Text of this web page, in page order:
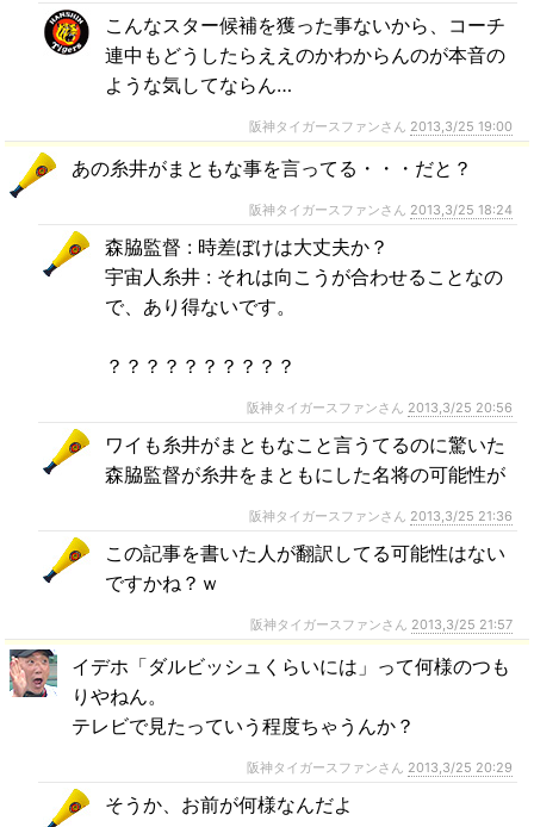
こんなスター候補を獲った事ないから、コーチ
連中もどうしたらええのかわからんのが本音の
ような気してならん…
阪神タイガースファンさん 2013,3/25 19:00
あの糸井がまともな事を言ってる・・・だと？
阪神タイガースファンさん 2013,3/25 18:24
森脇監督 : 時差ぼけは大丈夫か？
宇宙人糸井 : それは向こうが合わせることなの
で、あり得ないです。
？？？？？？？？？？
阪神タイガースファンさん 2013,3/25 20:56
ワイも糸井がまともなこと言うてるのに驚いた
森脇監督が糸井をまともにした名将の可能性が
阪神タイガースファンさん 2013,3/25 21:36
この記事を書いた人が翻訳してる可能性はない
ですかね？ｗ
阪神タイガースファンさん 2013,3/25 21:57
イデホ「ダルビッシュくらいには」って何様のつも
りやねん。
テレビで見たっていう程度ちゃうんか？
阪神タイガースファンさん 2013,3/25 20:29
そうか、お前が何様なんだよ